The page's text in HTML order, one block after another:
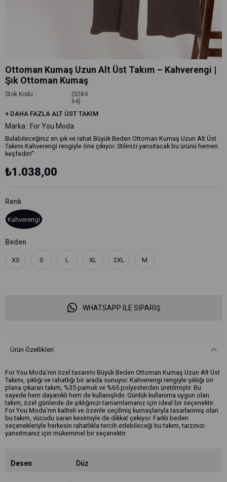
Ottoman Kumaş Uzun Alt Üst Takım – Kahverengi |
Şık Ottoman Kumaş
Stok Kodu
(S284
64)
+ DAHA FAZLA ALT ÜST TAKIM
Marka : For You Moda
Bulabileceğiniz en şık ve rahat Büyük Beden Ottoman Kumaş Uzun Alt Üst
Takımı Kahverengi rengiyle öne çıkıyor. Stilinizi yansıtacak bu ürünü hemen
keşfedin!"
₺1.038,00
Renk
Kahverengi
Beden
XS S L XL 2XL M
WHATSAPP İLE SİPARİŞ
Ürün Özellikleri
For You Moda'nın özel tasarımı Büyük Beden Ottoman Kumaş Uzun Alt Üst
Takımı, şıklığı ve rahatlığı bir arada sunuyor. Kahverengi rengiyle şıklığı ön
plana çıkaran takım, %35 pamuk ve %65 polyesterden üretilmiştir. Bu
sayede hem dayanıklı hem de kullanışlıdır. Günlük kullanıma uygun olan
takım, özel günlerde de şıklığınızı tamamlamanız için ideal bir seçenektir.
For You Moda'nın kaliteli ve özenle seçilmiş kumaşlarıyla tasarlanmış olan
bu takım, vücudu saran kesimiyle de dikkat çekiyor. Farklı beden
seçenekleriyle herkesin rahatlıkla tercih edebileceği bu takım, tarzınızı
yansıtmanız için mükemmel bir seçenektir.
Desen Düz